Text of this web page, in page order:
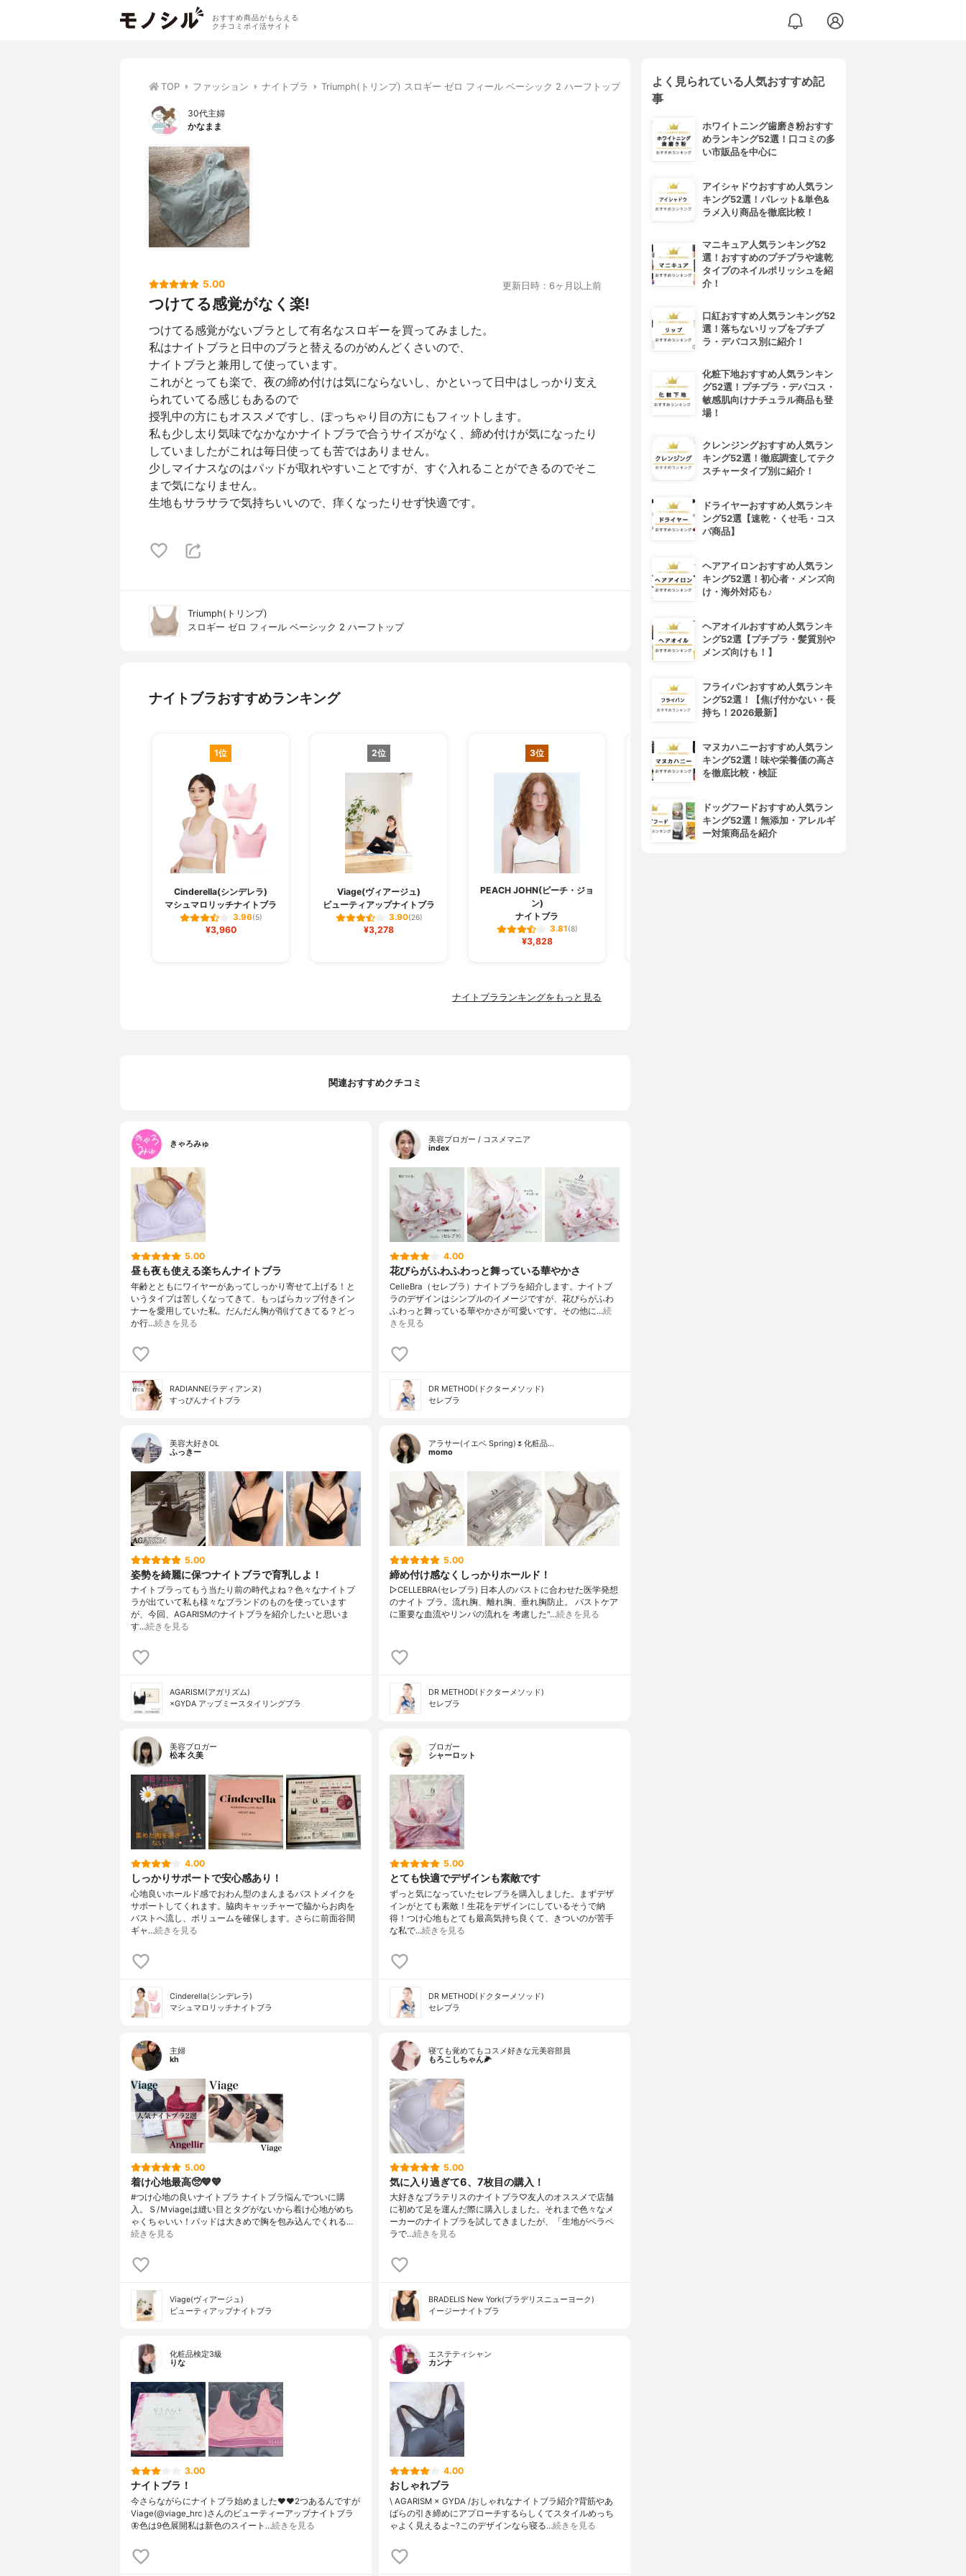
おすすめ商品がもらえる
クチコミポイ活サイト
TOP ファッション ナイトブラ Triumph(トリンプ) スロギー ゼロ フィール ベーシック 2 ハーフトップ
30代主婦
かなまま
5.00 更新日時：6ヶ月以上前
つけてる感覚がなく楽!
つけてる感覚がないブラとして有名なスロギーを買ってみました。
私はナイトブラと日中のブラと替えるのがめんどくさいので、
ナイトブラと兼用して使っています。
これがとっても楽で、夜の締め付けは気にならないし、かといって日中はしっかり支え
られていてる感じもあるので
授乳中の方にもオススメですし、ぽっちゃり目の方にもフィットします。
私も少し太り気味でなかなかナイトブラで合うサイズがなく、締め付けが気になったり
していましたがこれは毎日使っても苦ではありません。
少しマイナスなのはパッドが取れやすいことですが、すぐ入れることができるのでそこ
まで気になりません。
生地もサラサラで気持ちいいので、痒くなったりせず快適です。
Triumph(トリンプ)
スロギー ゼロ フィール ベーシック 2 ハーフトップ
ナイトブラおすすめランキング
1位
Cinderella(シンデレラ)
マシュマロリッチナイトブラ
3.96(5)
¥3,960
2位
Viage(ヴィアージュ)
ビューティアップナイトブラ
3.90(26)
¥3,278
3位
PEACH JOHN(ピーチ・ジョ
ン)
ナイトブラ
3.81(8)
¥3,828
4位
ナイトブラランキングをもっと見る
関連おすすめクチコミ
きゃろみゅ
5.00
昼も夜も使える楽ちんナイトブラ
年齢とともにワイヤーがあってしっかり寄せて上げる！と
いうタイプは苦しくなってきて、もっぱらカップ付きイン
ナーを愛用していた私。だんだん胸が削げてきてる？どっ
か行…続きを見る
RADIANNE(ラディアンヌ)
すっぴんナイトブラ
美容ブロガー / コスメマニア
index
4.00
花びらがふわふわっと舞っている華やかさ
CelleBra（セレブラ）ナイトブラを紹介します。ナイトブ
ラのデザインはシンプルのイメージですが、花びらがふわ
ふわっと舞っている華やかさが可愛いです。その他に…続
きを見る
DR METHOD(ドクターメソッド)
セレブラ
美容大好きOL
ふっきー
5.00
姿勢を綺麗に保つナイトブラで育乳しよ！
ナイトブラってもう当たり前の時代よね？色々なナイトブ
ラが出ていて私も様々なブランドのものを使っています
が、今回、AGARISMのナイトブラを紹介したいと思いま
す…続きを見る
AGARISM(アガリズム)
×GYDA アップミースタイリングブラ
アラサー(イエベ Spring)🌷化粧品…
momo
5.00
締め付け感なくしっかりホールド！
▷CELLEBRA(セレブラ) 日本人のバストに合わせた医学発想
のナイト ブラ。流れ胸、離れ胸、垂れ胸防止。 バストケア
に重要な血流やリンパの流れを 考慮した"…続きを見る
DR METHOD(ドクターメソッド)
セレブラ
美容ブロガー
松本 久美
4.00
しっかりサポートで安心感あり！
心地良いホールド感でおわん型のまんまるバストメイクを
サポートしてくれます。脇肉キャッチャーで脇からお肉を
バストへ流し、ボリュームを確保します。さらに前面谷間
ギャ…続きを見る
Cinderella(シンデレラ)
マシュマロリッチナイトブラ
ブロガー
シャーロット
5.00
とても快適でデザインも素敵です
ずっと気になっていたセレブラを購入しました。まずデザ
インがとても素敵！生花をデザインにしているそうで納
得！つけ心地もとても最高気持ち良くて、きついのが苦手
な私で…続きを見る
DR METHOD(ドクターメソッド)
セレブラ
主婦
kh
5.00
着け心地最高🥺💙💙
#つけ心地の良いナイトブラ ナイトブラ悩んでついに購
入。Ｓ/Ｍviageは縫い目とタグがないから着け心地がめち
ゃくちゃいい！パッドは大きめで胸を包み込んでくれる…
続きを見る
Viage(ヴィアージュ)
ビューティアップナイトブラ
寝ても覚めてもコスメ好きな元美容部員
もろこしちゃん🌽
5.00
気に入り過ぎて6、7枚目の購入！
大好きなブラテリスのナイトブラ♡友人のオススメで店舗
に初めて足を運んだ際に購入しました。それまで色々なメ
ーカーのナイトブラを試してきましたが、「生地がペラペ
ラで…続きを見る
BRADELIS New York(ブラデリスニューヨーク)
イージーナイトブラ
化粧品検定3級
りな
3.00
ナイトブラ！
今さらながらにナイトブラ始めました❤️❤️2つあるんですが
Viage(@viage_hrc )さんのビューティーアップナイトブラ
🦋色は9色展開私は新色のスイート…続きを見る
エステティシャン
カンナ
4.00
おしゃれブラ
\ AGARISM × GYDA /おしゃれなナイトブラ紹介?背筋やあ
ばらの引き締めにアプローチするらしくてスタイルめっち
ゃよく見えるよ~?このデザインなら寝る…続きを見る
よく見られている人気おすすめ記
事
ホワイトニング歯磨き粉おすす
めランキング52選！口コミの多
い市販品を中心に
アイシャドウおすすめ人気ラン
キング52選！パレット&単色&
ラメ入り商品を徹底比較！
マニキュア人気ランキング52
選！おすすめのプチプラや速乾
タイプのネイルポリッシュを紹
介！
口紅おすすめ人気ランキング52
選！落ちないリップをプチプ
ラ・デパコス別に紹介！
化粧下地おすすめ人気ランキン
グ52選！プチプラ・デパコス・
敏感肌向けナチュラル商品も登
場！
クレンジングおすすめ人気ラン
キング52選！徹底調査してテク
スチャータイプ別に紹介！
ドライヤーおすすめ人気ランキ
ング52選【速乾・くせ毛・コス
パ商品】
ヘアアイロンおすすめ人気ラン
キング52選！初心者・メンズ向
け・海外対応も♪
ヘアオイルおすすめ人気ランキ
ング52選【プチプラ・髪質別や
メンズ向けも！】
フライパンおすすめ人気ランキ
ング52選！【焦げ付かない・長
持ち！2026最新】
マヌカハニーおすすめ人気ラン
キング52選！味や栄養価の高さ
を徹底比較・検証
ドッグフードおすすめ人気ラン
キング52選！無添加・アレルギ
ー対策商品を紹介